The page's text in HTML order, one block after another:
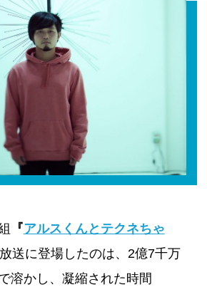
『アルスくんとテクネちゃ
送に登場したのは、2億7千万
溶かし、凝縮された時間